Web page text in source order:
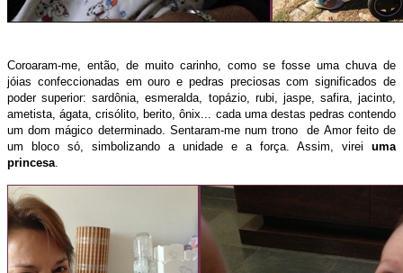
Coroaram-me, então, de muito carinho, como se fosse uma chuva de
jóias confeccionadas em ouro e pedras preciosas com significados de
poder superior: sardônia, esmeralda, topázio, rubi, jaspe, safira, jacinto,
ametista, ágata, crisólito, berito, ônix... cada uma destas pedras contendo
um dom mágico determinado. Sentaram-me num trono de Amor feito de
um bloco só, simbolizando a unidade e a força. Assim, virei uma
princesa